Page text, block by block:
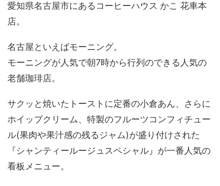
愛知県名古屋市にあるコーヒーハウス かこ 花車本
店。
名古屋といえばモーニング。
モーニングが人気で朝7時から行列のできる人気の
老舗珈琲店。
サクッと焼いたトーストに定番の小倉あん、さらに
ホイップクリーム、特製のフルーツコンフィチュー
ル(果肉や果汁感の残るジャム)が盛り付けされた
『シャンティールージュスペシャル』が一番人気の
看板メニュー。